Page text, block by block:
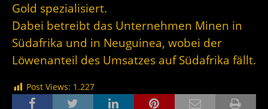
Gold spezialisiert.
Dabei betreibt das Unternehmen Minen in
Südafrika und in Neuguinea, wobei der
Löwenanteil des Umsatzes auf Südafrika fällt.
Post Views: 1.227